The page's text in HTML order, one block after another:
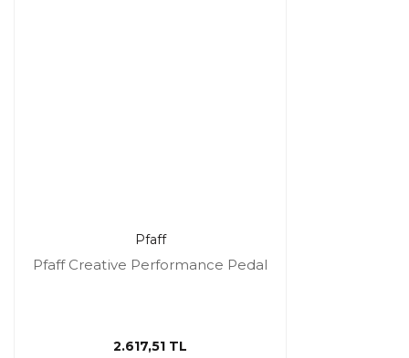
Pfaff
Pfaff Creative Performance Pedal
2.617,51 TL